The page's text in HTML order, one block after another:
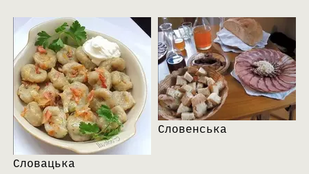
Словацька
Словенська